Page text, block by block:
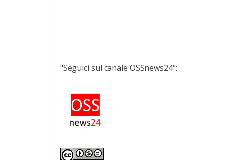
"Seguici sul canale OSSnews24":